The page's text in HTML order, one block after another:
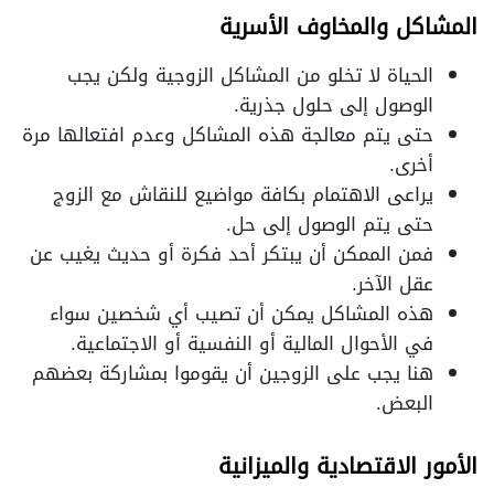
المشاكل والمخاوف الأسرية
الحياة لا تخلو من المشاكل الزوجية ولكن يجب
الوصول إلى حلول جذرية.
حتى يتم معالجة هذه المشاكل وعدم افتعالها مرة
أخرى.
يراعى الاهتمام بكافة مواضيع للنقاش مع الزوج
حتى يتم الوصول إلى حل.
فمن الممكن أن يبتكر أحد فكرة أو حديث يغيب عن
عقل الآخر.
هذه المشاكل يمكن أن تصيب أي شخصين سواء
في الأحوال المالية أو النفسية أو الاجتماعية.
هنا يجب على الزوجين أن يقوموا بمشاركة بعضهم
البعض.
الأمور الاقتصادية والميزانية